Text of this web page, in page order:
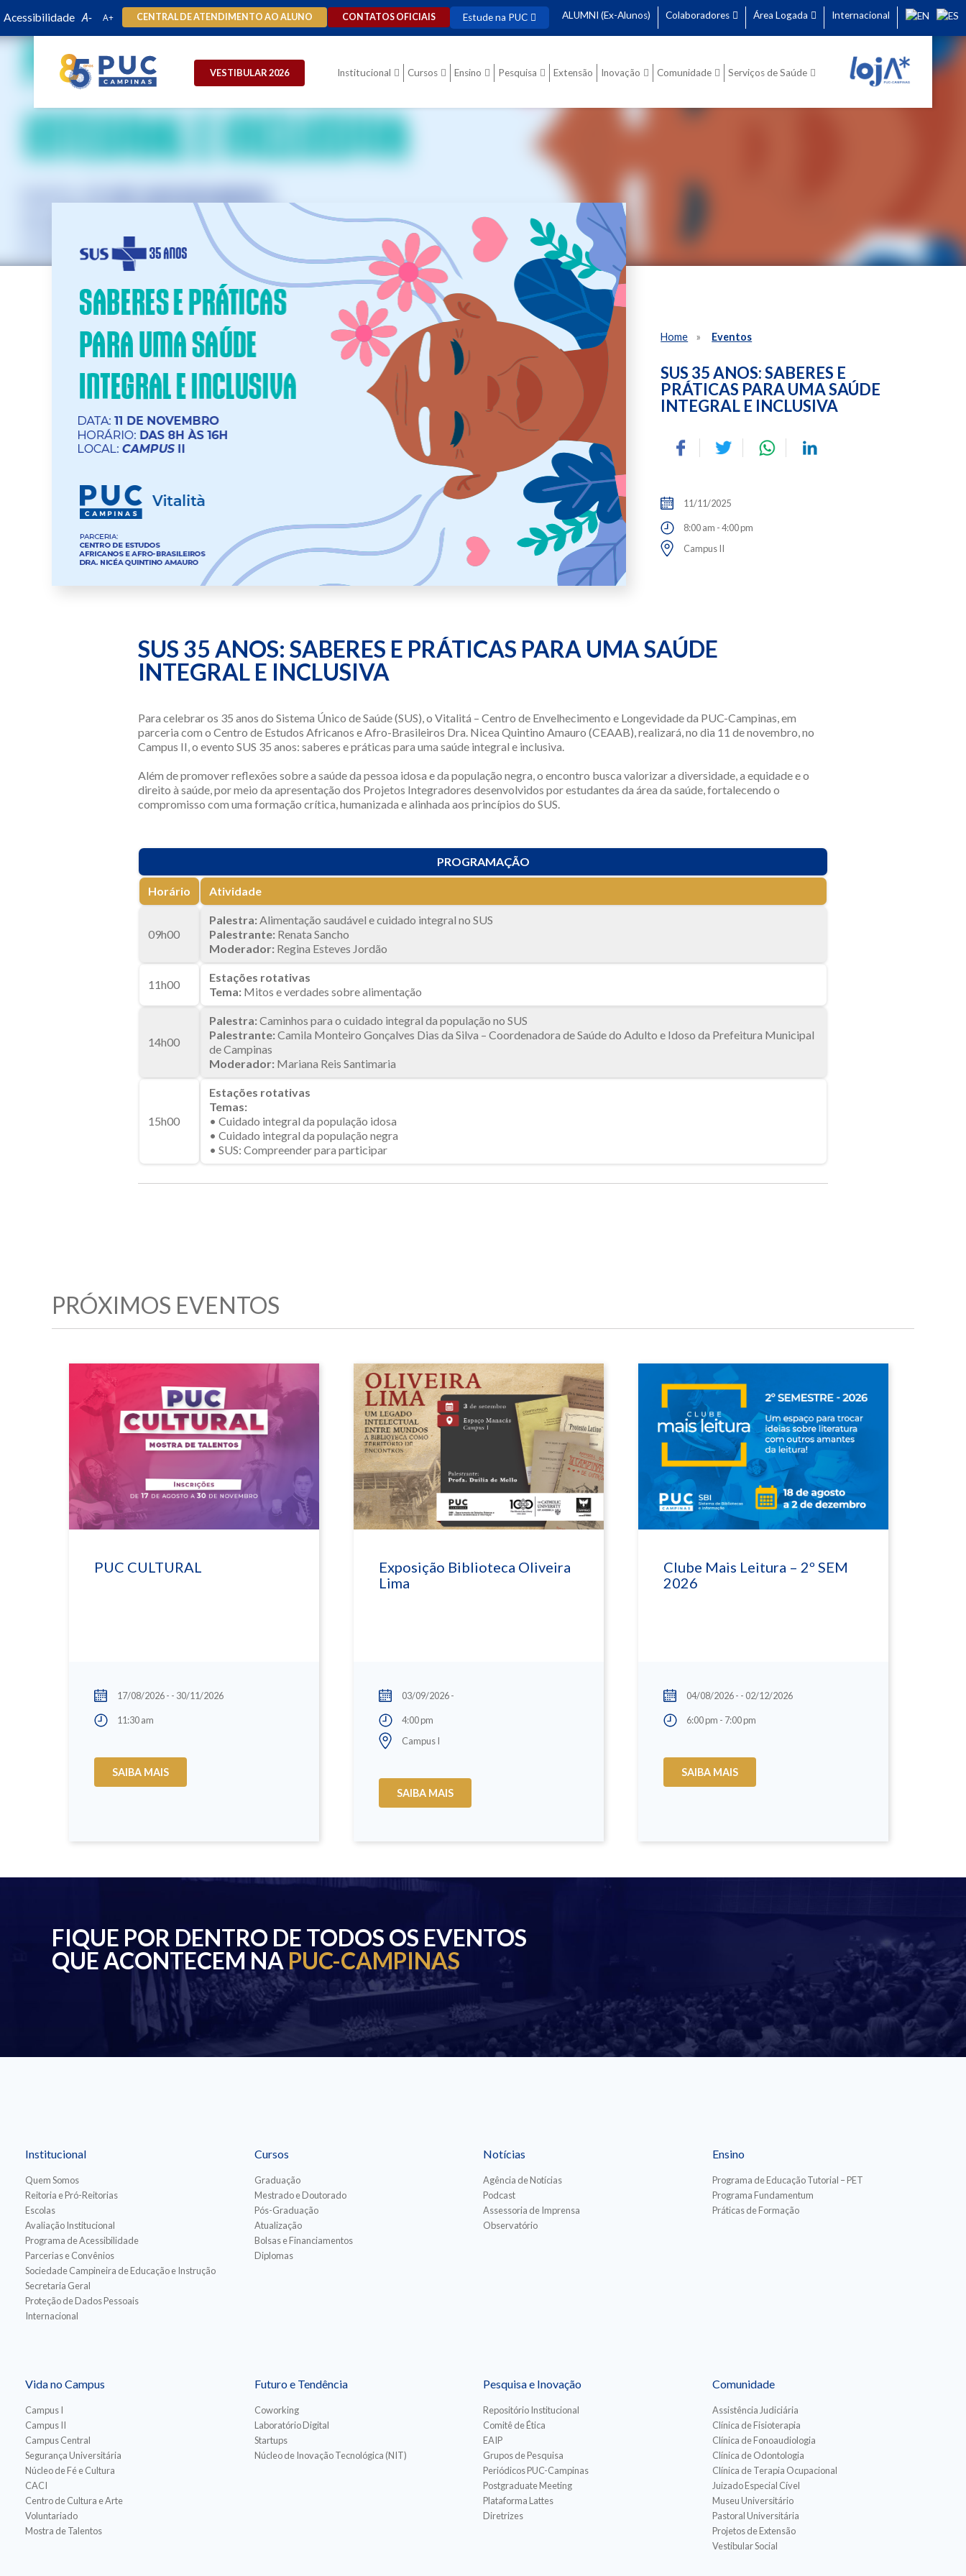
Acessibilidade CENTRAL DE ATENDIMENTO AO ALUNO CONTATOS OFICIAIS Estude na PUC ALUMNI (Ex-Alunos) Colaboradores Área Logada Internacional
VESTIBULAR 2026 Institucional Cursos Ensino Pesquisa Extensão Inovação Comunidade Serviços de Saúde
Home Eventos
SUS 35 ANOS: SABERES E
PRÁTICAS PARA UMA SAÚDE
INTEGRAL E INCLUSIVA
11/11/2025
8:00 am - 4:00 pm
Campus II
SUS 35 ANOS: SABERES E PRÁTICAS PARA UMA SAÚDE
INTEGRAL E INCLUSIVA
Para celebrar os 35 anos do Sistema Único de Saúde (SUS), o Vitalitá – Centro de Envelhecimento e Longevidade da PUC-Campinas, em
parceria com o Centro de Estudos Africanos e Afro-Brasileiros Dra. Nicea Quintino Amauro (CEAAB), realizará, no dia 11 de novembro, no
Campus II, o evento SUS 35 anos: saberes e práticas para uma saúde integral e inclusiva.
Além de promover reflexões sobre a saúde da pessoa idosa e da população negra, o encontro busca valorizar a diversidade, a equidade e o
direito à saúde, por meio da apresentação dos Projetos Integradores desenvolvidos por estudantes da área da saúde, fortalecendo o
compromisso com uma formação crítica, humanizada e alinhada aos princípios do SUS.
PROGRAMAÇÃO
Horário Atividade
09h00
Palestra: Alimentação saudável e cuidado integral no SUS
Palestrante: Renata Sancho
Moderador: Regina Esteves Jordão
11h00
Estações rotativas
Tema: Mitos e verdades sobre alimentação
14h00
Palestra: Caminhos para o cuidado integral da população no SUS
Palestrante: Camila Monteiro Gonçalves Dias da Silva – Coordenadora de Saúde do Adulto e Idoso da Prefeitura Municipal
de Campinas
Moderador: Mariana Reis Santimaria
15h00
Estações rotativas
Temas:
• Cuidado integral da população idosa
• Cuidado integral da população negra
• SUS: Compreender para participar
PRÓXIMOS EVENTOS
PUC CULTURAL
17/08/2026 - - 30/11/2026
11:30 am
SAIBA MAIS
Exposição Biblioteca Oliveira
Lima
03/09/2026 -
4:00 pm
Campus I
SAIBA MAIS
Clube Mais Leitura – 2º SEM
2026
04/08/2026 - - 02/12/2026
6:00 pm - 7:00 pm
SAIBA MAIS
FIQUE POR DENTRO DE TODOS OS EVENTOS
QUE ACONTECEM NA PUC-CAMPINAS
Institucional
Quem Somos
Reitoria e Pró-Reitorias
Escolas
Avaliação Institucional
Programa de Acessibilidade
Parcerias e Convênios
Sociedade Campineira de Educação e Instrução
Secretaria Geral
Proteção de Dados Pessoais
Internacional
Cursos
Graduação
Mestrado e Doutorado
Pós-Graduação
Atualização
Bolsas e Financiamentos
Diplomas
Notícias
Agência de Notícias
Podcast
Assessoria de Imprensa
Observatório
Ensino
Programa de Educação Tutorial – PET
Programa Fundamentum
Práticas de Formação
Vida no Campus
Campus I
Campus II
Campus Central
Segurança Universitária
Núcleo de Fé e Cultura
CACI
Centro de Cultura e Arte
Voluntariado
Mostra de Talentos
Futuro e Tendência
Coworking
Laboratório Digital
Startups
Núcleo de Inovação Tecnológica (NIT)
Pesquisa e Inovação
Repositório Institucional
Comitê de Ética
EAIP
Grupos de Pesquisa
Periódicos PUC-Campinas
Postgraduate Meeting
Plataforma Lattes
Diretrizes
Comunidade
Assistência Judiciária
Clínica de Fisioterapia
Clínica de Fonoaudiologia
Clínica de Odontologia
Clínica de Terapia Ocupacional
Juizado Especial Cível
Museu Universitário
Pastoral Universitária
Projetos de Extensão
Vestibular Social